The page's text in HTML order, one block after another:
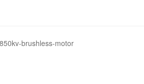
brushless-motor